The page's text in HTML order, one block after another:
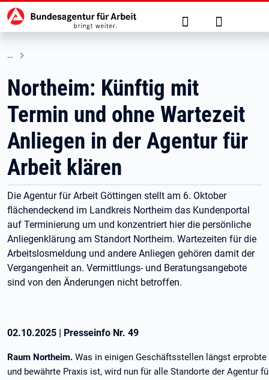
zu den Hauptinhalten springen
Hauptnavigation Suche Anmelden
Northeim: Künftig mit
Termin und ohne Wartezeit
Anliegen in der Agentur für
Arbeit klären
Die Agentur für Arbeit Göttingen stellt am 6. Oktober
flächendeckend im Landkreis Northeim das Kundenportal
auf Terminierung um und konzentriert hier die persönliche
Anliegenklärung am Standort Northeim. Wartezeiten für die
Arbeitslosmeldung und andere Anliegen gehören damit der
Vergangenheit an. Vermittlungs- und Beratungsangebote
sind von den Änderungen nicht betroffen.
02.10.2025 | Presseinfo Nr. 49
Raum Northeim. Was in einigen Geschäftsstellen längst erprobte
und bewährte Praxis ist, wird nun für alle Standorte der Agentur